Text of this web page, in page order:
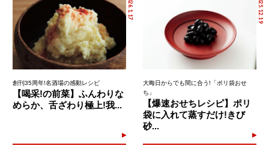
2026.1.17
創刊35周年!名酒場の感動レシピ
【喝采!の前菜】ふんわりな
めらか、舌ざわり極上!我...
2025.12.19
大晦日からでも間に合う!「ポリ袋おせ
ち」
【爆速おせちレシピ】ポリ
袋に入れて蒸すだけ!きび
砂...